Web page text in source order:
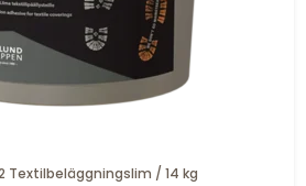
Textilbeläggningslim / 14 kg